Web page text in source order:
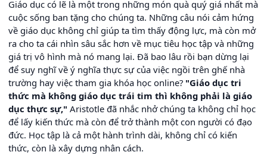
Giáo dục có lẽ là một trong những món quà quý giá nhất mà
cuộc sống ban tặng cho chúng ta. Những câu nói cảm hứng
về giáo dục không chỉ giúp ta tìm thấy động lực, mà còn mở
ra cho ta cái nhìn sâu sắc hơn về mục tiêu học tập và những
giá trị vô hình mà nó mang lại. Đã bao lâu rồi bạn dừng lại
để suy nghĩ về ý nghĩa thực sự của việc ngồi trên ghế nhà
trường hay việc tham gia khóa học online? "Giáo dục tri
thức mà không giáo dục trái tim thì không phải là giáo
dục thực sự," Aristotle đã nhắc nhở chúng ta không chỉ học
để lấy kiến thức mà còn để trở thành một con người có đạo
đức. Học tập là cả một hành trình dài, không chỉ có kiến
thức, còn là xây dựng nhân cách.